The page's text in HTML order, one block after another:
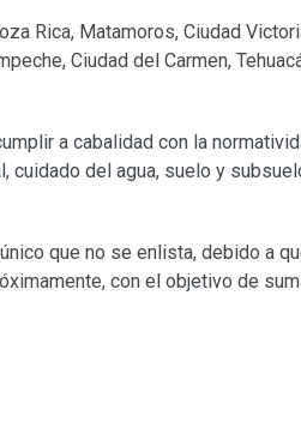
Rica, Matamoros, Ciudad
Ciudad del Carmen,
a cabalidad con la
del agua, suelo y
que no se enlista, debido a
con el objetivo de